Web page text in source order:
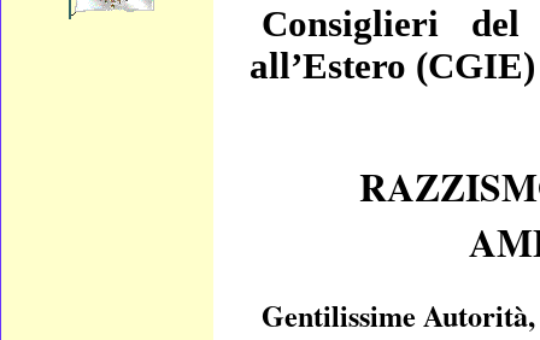
Consiglieri
all’Estero (CGIE)
Gentilissime Autorità,